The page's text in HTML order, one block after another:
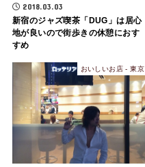
2018.03.03
新宿のジャズ喫茶「DUG」は居心
地が良いので街歩きの休憩におす
すめ
おいしいお店 - 東京